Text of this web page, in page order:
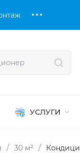
УСЛУГИ
/ 30 м² /